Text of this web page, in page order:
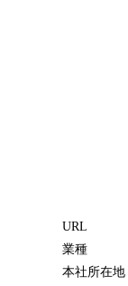
URL
業種
本社所在地